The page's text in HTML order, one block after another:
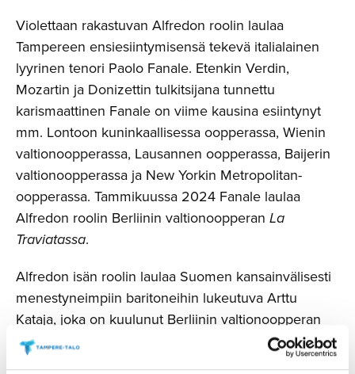
Violettaan rakastuvan Alfredon roolin laulaa
Tampereen ensiesiintymisensä tekevä italialainen
lyyrinen tenori Paolo Fanale. Etenkin Verdin,
Mozartin ja Donizettin tulkitsijana tunnettu
karismaattinen Fanale on viime kausina esiintynyt
mm. Lontoon kuninkaallisessa oopperassa, Wienin
valtionoopperassa, Lausannen oopperassa, Baijerin
valtionoopperassa ja New Yorkin Metropolitan-
oopperassa. Tammikuussa 2024 Fanale laulaa
Alfredon roolin Berliinin valtionoopperan La
Traviatassa.
Alfredon isän roolin laulaa Suomen kansainvälisesti
menestyneimpiin baritoneihin lukeutuva Arttu
Kataja, joka on kuulunut Berliinin valtionoopperan
solistikuntaan vuodesta 2006. Kataja on vieraillut
mm. Theater an der Wienissä, Théatre du